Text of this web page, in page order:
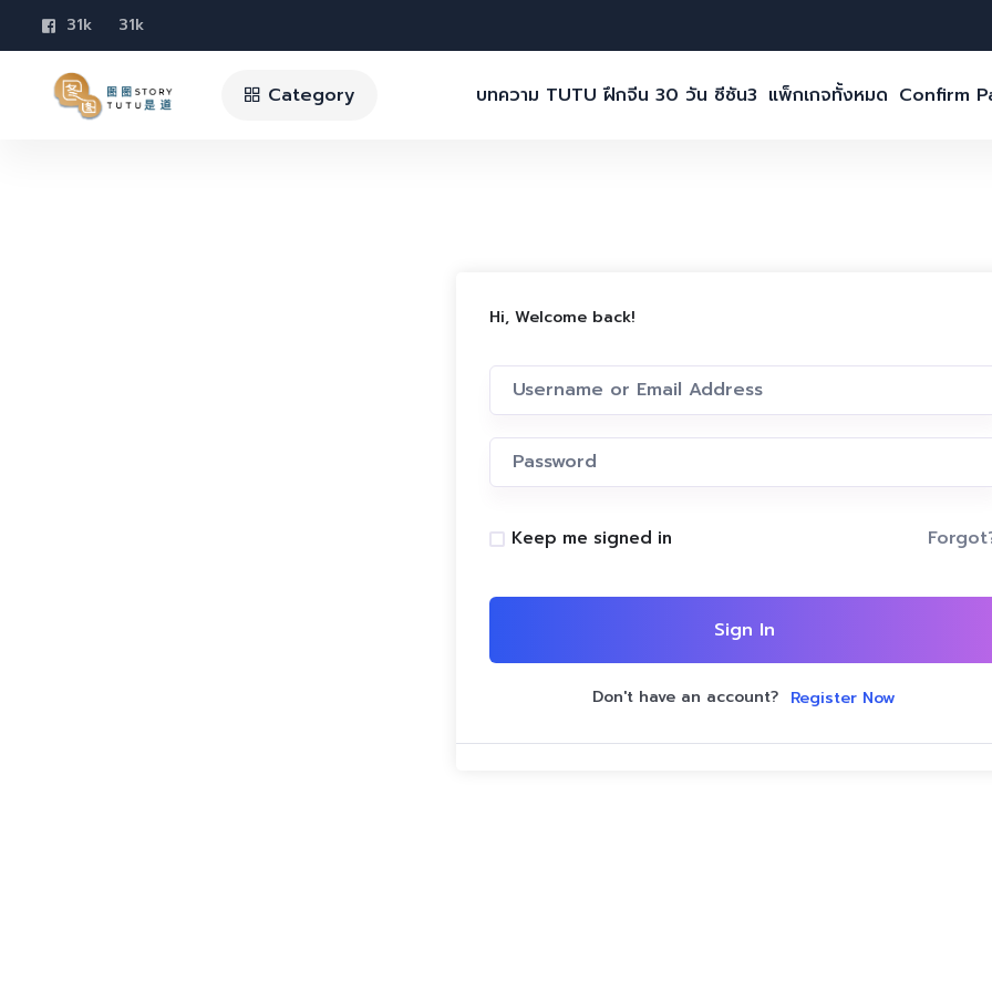
31k 31k
Category บทความ TUTU ฝึกจีน 30 วัน ซีซัน3 แพ็กเกจทั้งหมด Confirm
Hi, Welcome back!
Keep me signed in
Sign In
Don't have an account? Register Now